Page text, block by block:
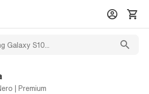
| Premium